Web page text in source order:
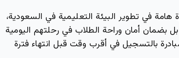
في تطوير البيئة التعليمية في السعودية،
أمان وراحة الطلاب في رحلتهم اليومية
بالتسجيل في أقرب وقت قبل انتهاء فترة